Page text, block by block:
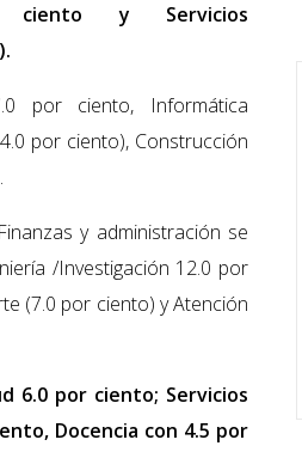
ciento y Servicios
por ciento, Informática
por ciento), Construcción
y administración se
/Investigación 12.0 por
(7.0 por ciento) y Atención
6.0 por ciento; Servicios
Docencia con 4.5 por